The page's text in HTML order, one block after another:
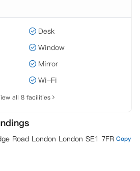
Desk
Window
Mirror
Wi-Fi
all 8 facilities
Road London London SE1 7FR Copy